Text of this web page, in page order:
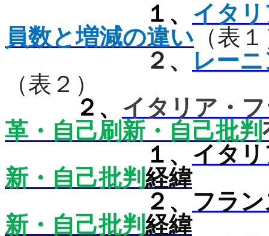
１、 イタ
員数と増減の違い （表
２、
レー
（表２）
２、 イタリア・
革・自己刷新・自己批判
１、 イタ
新・自己批判経緯
２、 フラ
新・自己批判経緯